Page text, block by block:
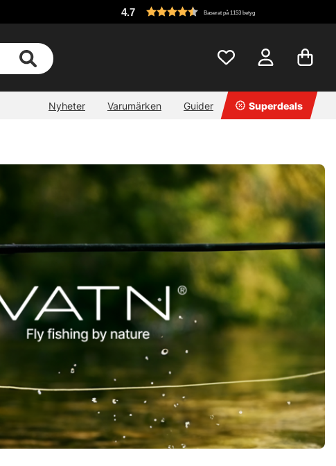
4.7 Baserat på 1153 betyg
Nyheter Varumärken Guider Superdeals